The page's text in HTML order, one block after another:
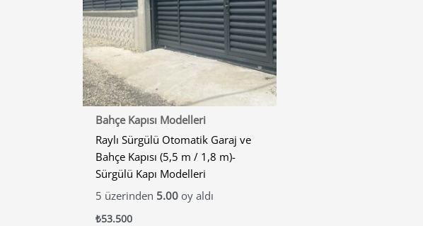
Bahçe Kapısı Modelleri
Raylı Sürgülü Otomatik Garaj ve
Bahçe Kapısı (5,5 m / 1,8 m)-
Sürgülü Kapı Modelleri
5 üzerinden 5.00 oy aldı
₺53.500